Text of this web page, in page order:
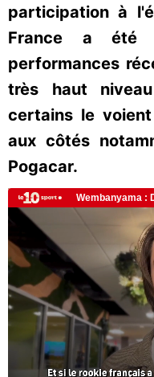
participation à
France a été
performances
très haut
certains le
aux côtés
Pogacar.